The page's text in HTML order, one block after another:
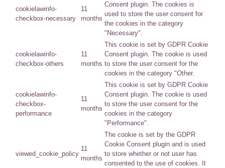
cookielawinfo-
checkbox-necessary
11
months
Consent plugin. The cookies is
used to store the user consent for
the cookies in the category
"Necessary".
cookielawinfo-
checkbox-others
11
months
This cookie is set by GDPR Cookie
Consent plugin. The cookie is used
to store the user consent for the
cookies in the category "Other.
cookielawinfo-
checkbox-
performance
11
months
This cookie is set by GDPR Cookie
Consent plugin. The cookie is used
to store the user consent for the
cookies in the category
"Performance".
viewed_cookie_policy
11
months
The cookie is set by the GDPR
Cookie Consent plugin and is used
to store whether or not user has
consented to the use of cookies. It